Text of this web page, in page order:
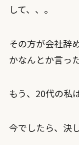
して、、。
その方が会社辞
かなんとか言っ
もう、20代の私
今でしたら、決